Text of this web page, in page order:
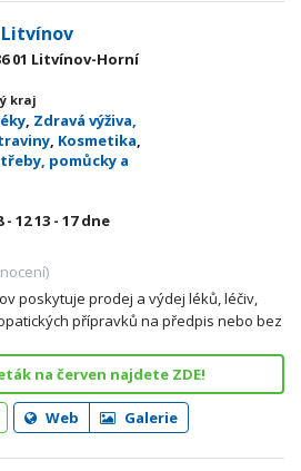
01 Litvínov-Horní
kraj
, Zdravá výživa,
, Kosmetika,
pomůcky a
- 1213 - 17dne
poskytuje prodej a výdej léků, léčiv,
přípravků na předpis nebo bez
na červen najdete ZDE!
Web Galerie